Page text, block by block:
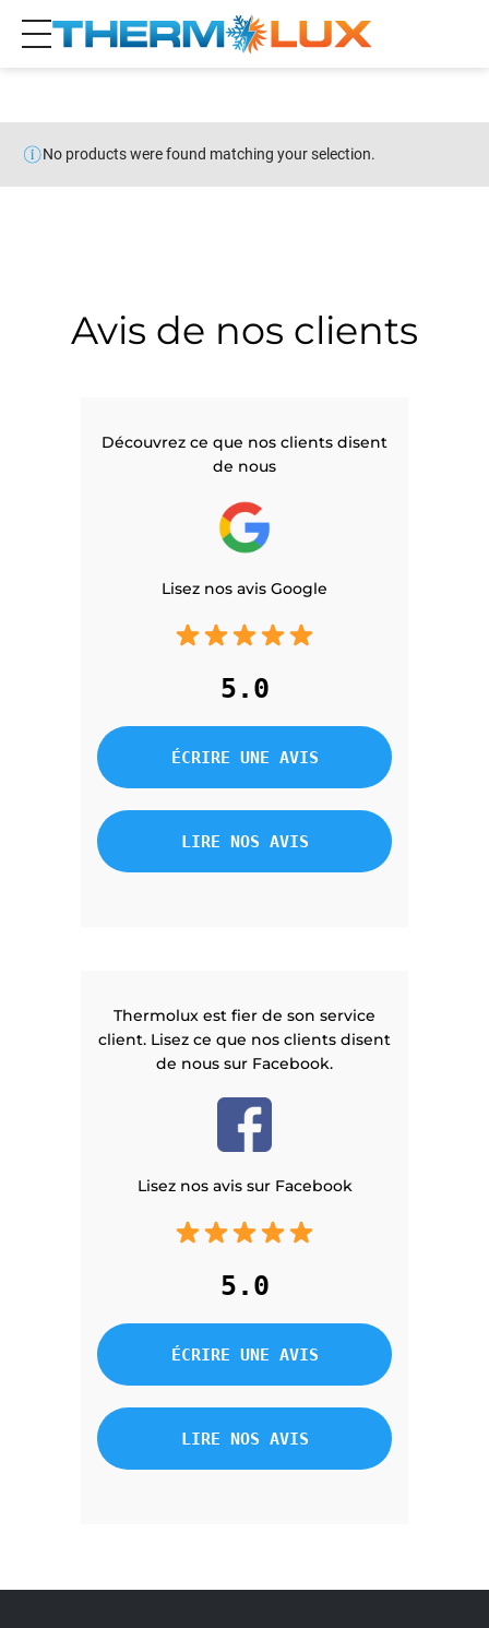
No products were found matching your selection.
Avis de nos clients
Découvrez ce que nos clients disent
de nous
Lisez nos avis Google
5.0
ÉCRIRE UNE AVIS
LIRE NOS AVIS
Thermolux est fier de son service
client. Lisez ce que nos clients disent
de nous sur Facebook.
Lisez nos avis sur Facebook
5.0
ÉCRIRE UNE AVIS
LIRE NOS AVIS